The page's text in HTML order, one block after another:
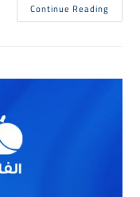
Continue Reading